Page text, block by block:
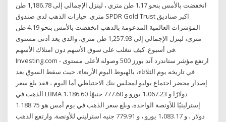
انخفضت بالأمس بنحو 1.17 طن متري ، لينزل الإجمالي إلى 1,186.78 طن
متري. حيازات الذهب لدى صندوق SPDR Gold Trust اكبر صناديق
المؤشرات العالمية المدعومة بالذهب انخفضت بالأمس بنحو 4.19 طن
متري، لينزل الإجمالي إلى 1,257.93 طن متري، والذي يعد أدنى مستوى
فى أسبوع. كيف تتغلب على سوق الأسهم دون امتلاك الأسهم.
Investing.com - ارتفع مؤشر ستاندرد آند بورز 500 وصوله لأعلى مستوى
في تاريخه يوم الثلاثاء، بالهبوط اليوم الأربعاء، حيث سقط السوق بعد
إصدار محضر اجتماع يوليو لمجلس بنك الاحتياطي أما اليوم ، فقد بلغ سعر
الذهب في LBMA 1،186.60 دولارًا و 1،067.23 يورو و 777.60 جنيهًا
إسترلينيًا للأونصة الواحدة. وبلغ سعر الذهب في يوم أمس هو 1.188.75
دولار ، و 1،083.17 يورو ، و 779.91 جنيه استرليني للأونصة. وارتفع الذهب